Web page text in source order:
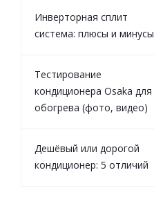
Инверторная сплит
система: плюсы и минусы
Тестирование
кондиционера Osaka для
обогрева (фото, видео)
Дешёвый или дорогой
кондиционер: 5 отличий